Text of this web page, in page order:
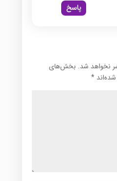
پاسخ
نخواهد شد. بخش‌های
*